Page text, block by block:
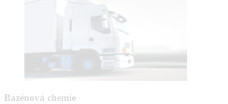
Bazénová chemie